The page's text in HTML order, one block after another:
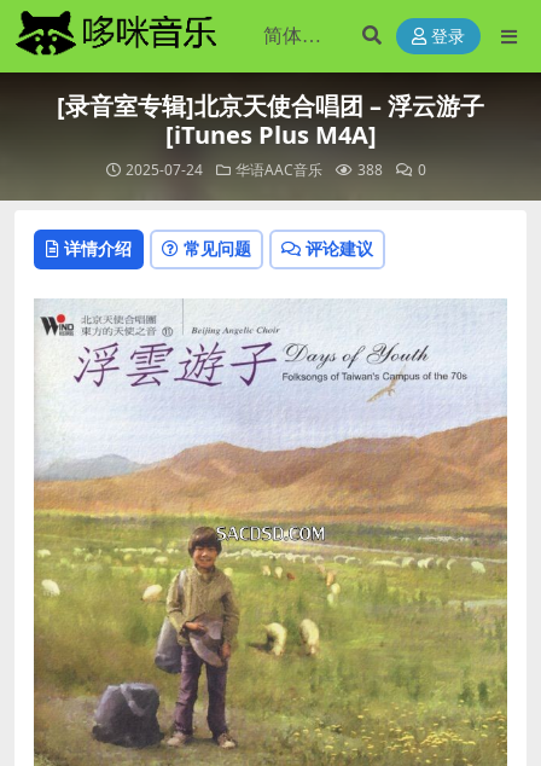
登录
[录音室专辑]北京天使合唱团 – 浮云游子
[iTunes Plus M4A]
2025-07-24 华语AAC音乐 388 0
详情介绍 常见问题 评论建议